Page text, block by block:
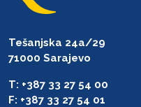
Tešanjska 24a/29
71000 Sarajevo
T: +387 33 27 54 00
F: +387 33 27 54 01